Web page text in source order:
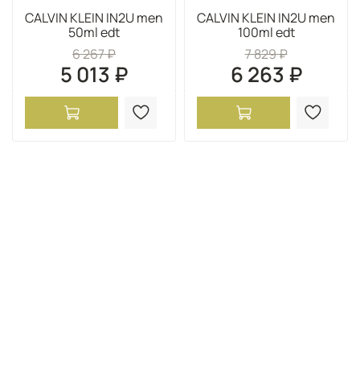
CALVIN KLEIN IN2U men
50ml edt
6 267 ₽
5 013 ₽
CALVIN KLEIN IN2U men
100ml edt
7 829 ₽
6 263 ₽